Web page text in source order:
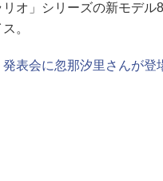
オ」シリーズの新モデル
。
表会に忽那汐里さんが登